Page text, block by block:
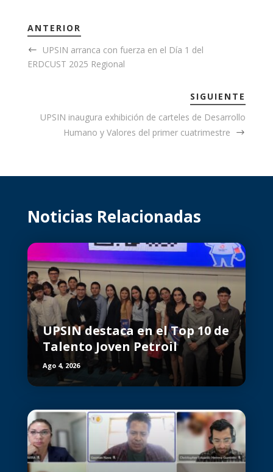
ANTERIOR
UPSIN arranca con fuerza en el Día 1 del
ERDCUST 2025 Regional
SIGUIENTE
UPSIN inaugura exhibición de carteles de Desarrollo
Humano y Valores del primer cuatrimestre
Noticias Relacionadas
UPSIN destaca en el Top 10 de
Talento Joven Petroil
Ago 4, 2026